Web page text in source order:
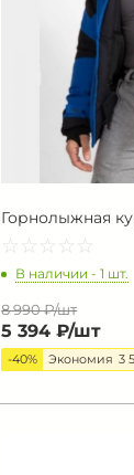
Горнолыжная
☆ ☆ ☆ ☆ ☆
★ ★ ★ ★ ★
В наличии - 1 шт.
8 990 ₽/шт
5 394 ₽/шт
-40% Экономия 3